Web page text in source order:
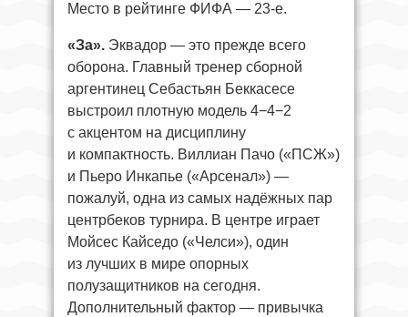
Место в рейтинге ФИФА — 23-е.
«За». Эквадор — это прежде всего
оборона. Главный тренер сборной
аргентинец Себастьян Беккасесе
выстроил плотную модель 4−4−2
с акцентом на дисциплину
и компактность. Виллиан Пачо («ПСЖ»)
и Пьеро Инкапье («Арсенал») —
пожалуй, одна из самых надёжных пар
центрбеков турнира. В центре играет
Мойсес Кайседо («Челси»), один
из лучших в мире опорных
полузащитников на сегодня.
Дополнительный фактор — привычка